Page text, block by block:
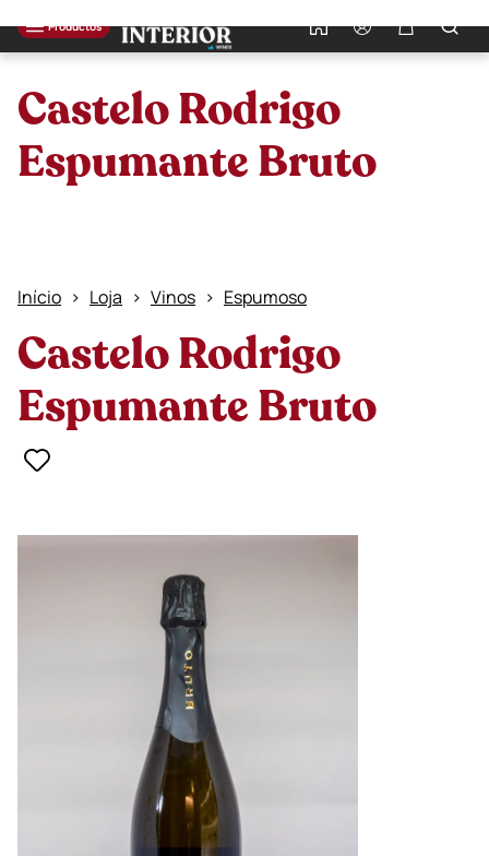
Productos
Castelo Rodrigo
Espumante Bruto
Início Loja Vinos Espumoso
Castelo Rodrigo
Espumante Bruto